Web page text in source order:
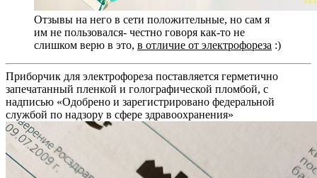
Отзывы на него в сети положительные, но сам я
им не пользовался- честно говоря как-то не
слишком верю в это, в отличие от электрофореза :)
Приборчик для электрофореза поставляется герметично
запечатанный пленкой и голографической пломбой, с
надписью «Одобрено и зарегистрировано федеральной
службой по надзору в сфере здравоохранения»